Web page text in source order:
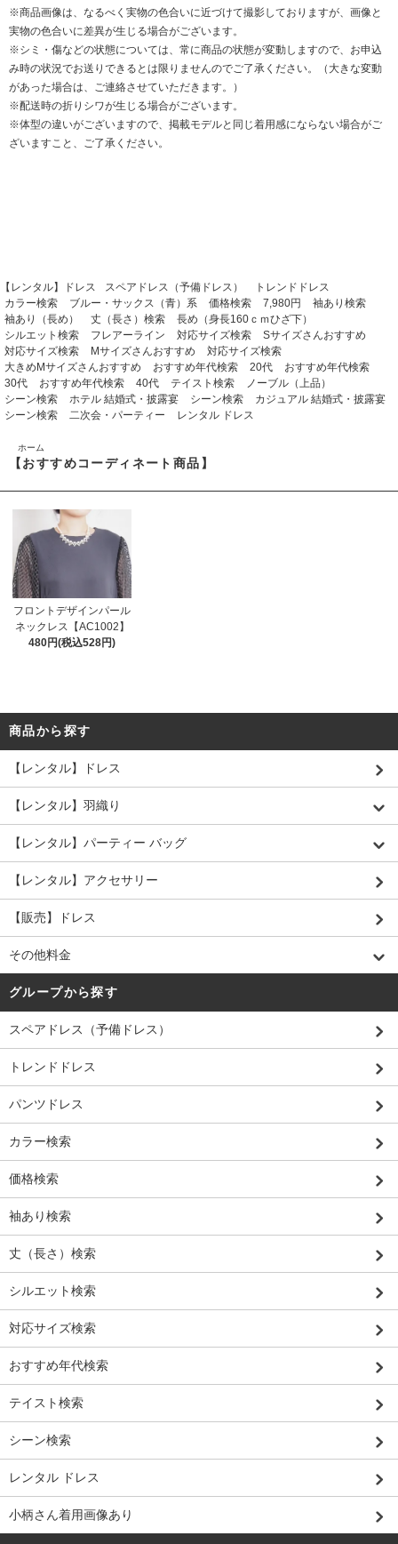
※商品画像は、なるべく実物の色合いに近づけて撮影しておりますが、画像と
実物の色合いに差異が生じる場合がございます。
※シミ・傷などの状態については、常に商品の状態が変動しますので、お申込
み時の状況でお送りできるとは限りませんのでご了承ください。（大きな変動
があった場合は、ご連絡させていただきます。）
※配送時の折りシワが生じる場合がございます。
※体型の違いがございますので、掲載モデルと同じ着用感にならない場合がご
ざいますこと、ご了承ください。
【レンタル】ドレス スペアドレス（予備ドレス）
トレンドドレス
カラー検索
ブルー・サックス（青）系 価格検索 7,980円
袖あり検索
袖あり（長め）
丈（長さ）検索
長め（身長160ｃｍひざ下）
シルエット検索
フレアーライン 対応サイズ検索
Sサイズさんおすすめ
対応サイズ検索
Mサイズさんおすすめ
対応サイズ検索
大きめMサイズさんおすすめ
おすすめ年代検索 20代
おすすめ年代検索
30代
おすすめ年代検索 40代 テイスト検索
ノーブル（上品）
シーン検索
ホテル 結婚式・披露宴 シーン検索
カジュアル 結婚式・披露宴
シーン検索
二次会・パーティー レンタル ドレス
ホーム
【おすすめコーディネート商品】
フロントデザインパール
ネックレス【AC1002】
480円(税込528円)
商品から探す
【レンタル】ドレス
【レンタル】羽織り
【レンタル】パーティー バッグ
【レンタル】アクセサリー
【販売】ドレス
その他料金
グループから探す
スペアドレス（予備ドレス）
トレンドドレス
パンツドレス
カラー検索
価格検索
袖あり検索
丈（長さ）検索
シルエット検索
対応サイズ検索
おすすめ年代検索
テイスト検索
シーン検索
レンタル ドレス
小柄さん着用画像あり